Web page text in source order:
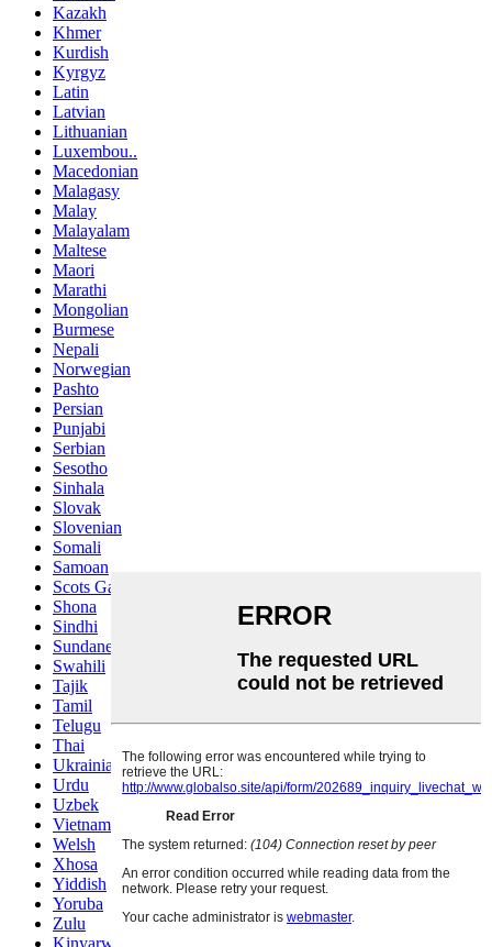
Kazakh
Khmer
Kurdish
Kyrgyz
Latin
Latvian
Lithuanian
Luxembou..
Macedonian
Malagasy
Malay
Malayalam
Maltese
Maori
Marathi
Mongolian
Burmese
Nepali
Norwegian
Pashto
Persian
Punjabi
Serbian
Sesotho
Sinhala
Slovak
Slovenian
Somali
Samoan
Scots Gaelic
Shona
Sindhi
Sundanese
Swahili
Tajik
Tamil
Telugu
Thai
Ukrainian
Urdu
Uzbek
Vietnamese
Welsh
Xhosa
Yiddish
Yoruba
Zulu